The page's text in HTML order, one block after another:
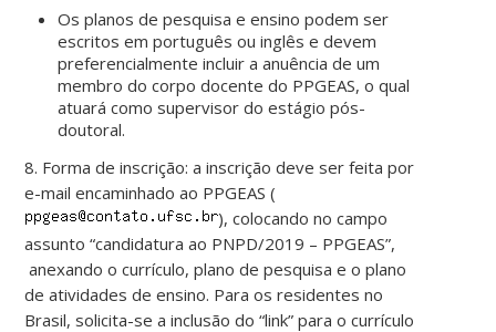
Os planos de pesquisa e ensino podem ser
escritos em português ou inglês e devem
preferencialmente incluir a anuência de um
membro do corpo docente do PPGEAS, o qual
atuará como supervisor do estágio pós-
doutoral.
8. Forma de inscrição: a inscrição deve ser feita por
e-mail encaminhado ao PPGEAS (
), colocando no campo
assunto “candidatura ao PNPD/2019 – PPGEAS”,
anexando o currículo, plano de pesquisa e o plano
de atividades de ensino. Para os residentes no
Brasil, solicita-se a inclusão do “link” para o currículo